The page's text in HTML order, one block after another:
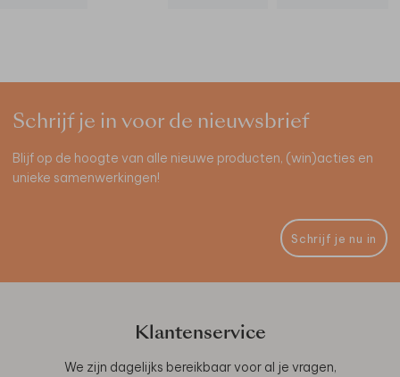
Schrijf je in voor de nieuwsbrief
Blijf op de hoogte van alle nieuwe producten, (win)acties en
unieke samenwerkingen!
Schrijf je nu in
Klantenservice
We zijn dagelijks bereikbaar voor al je vragen,